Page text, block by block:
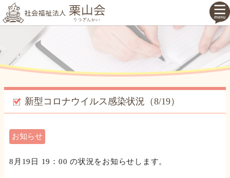
新型コロナウイルス感染状況（8/19）
お知らせ
8月19日 19：00 の状況をお知らせします。